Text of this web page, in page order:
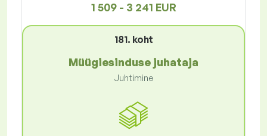
1 509 - 3 241 EUR
181. koht
Müügiesinduse juhataja
Juhtimine